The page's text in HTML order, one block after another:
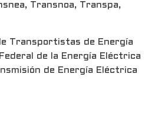
Transnoa, Transpa,
Transportistas de Energía
de la Energía Eléctrica
de Energía Eléctrica